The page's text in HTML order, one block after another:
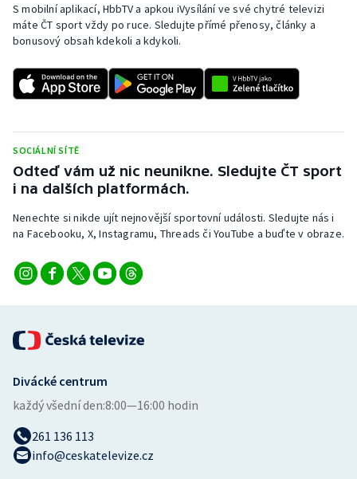
S mobilní aplikací, HbbTV a apkou iVysílání ve své chytré televizi
máte ČT sport vždy po ruce. Sledujte přímé přenosy, články a
bonusový obsah kdekoli a kdykoli.
SOCIÁLNÍ SÍTĚ
Odteď vám už nic neunikne. Sledujte ČT sport
i na dalších platformách.
Nenechte si nikde ujít nejnovější sportovní události. Sledujte nás i
na Facebooku, X, Instagramu, Threads či YouTube a buďte v obraze.
Divácké centrum
každý všední den:8:00—16:00 hodin
261 136 113
info@ceskatelevize.cz